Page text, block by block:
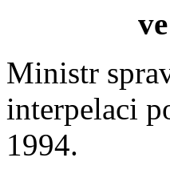
Ministr
interpelaci
1994.